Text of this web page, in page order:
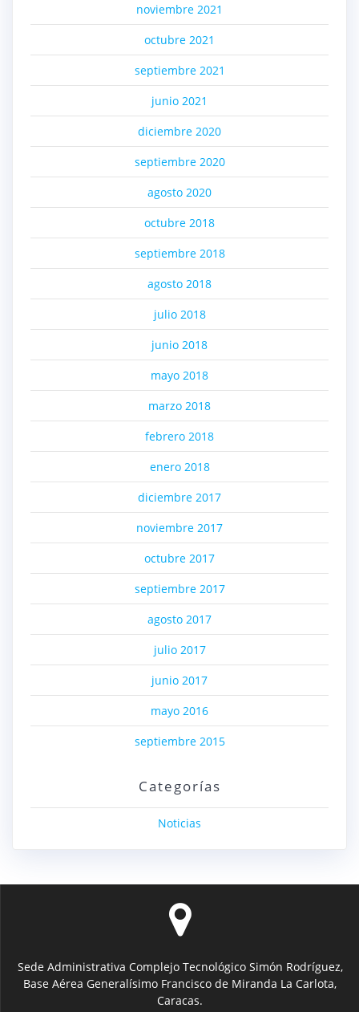
noviembre 2021
octubre 2021
septiembre 2021
junio 2021
diciembre 2020
septiembre 2020
agosto 2020
octubre 2018
septiembre 2018
agosto 2018
julio 2018
junio 2018
mayo 2018
marzo 2018
febrero 2018
enero 2018
diciembre 2017
noviembre 2017
octubre 2017
septiembre 2017
agosto 2017
julio 2017
junio 2017
mayo 2016
septiembre 2015
Categorías
Noticias
Sede Administrativa Complejo Tecnológico Simón Rodríguez,
Base Aérea Generalísimo Francisco de Miranda La Carlota,
Caracas.